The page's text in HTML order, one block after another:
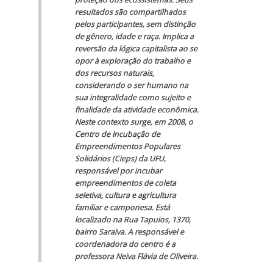
resultados são compartilhados
pelos participantes, sem distinção
de gênero, idade e raça. Implica a
reversão da lógica capitalista ao se
opor à exploração do trabalho e
dos recursos naturais,
considerando o ser humano na
sua integralidade como sujeito e
finalidade da atividade econômica.
Neste contexto surge, em 2008, o
Centro de Incubação de
Empreendimentos Populares
Solidários (Cieps) da UFU,
responsável por incubar
empreendimentos de coleta
seletiva, cultura e agricultura
familiar e camponesa. Está
localizado na Rua Tapuios, 1370,
bairro Saraiva. A responsável e
coordenadora do centro é a
professora Neiva Flávia de Oliveira.